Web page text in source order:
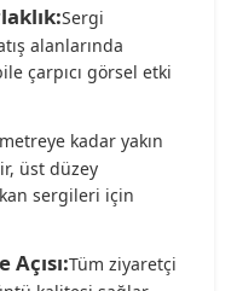
Sergi
alanlarında
çarpıcı görsel etki
kadar yakın
üst düzey
sergileri için
Tüm ziyaretçi